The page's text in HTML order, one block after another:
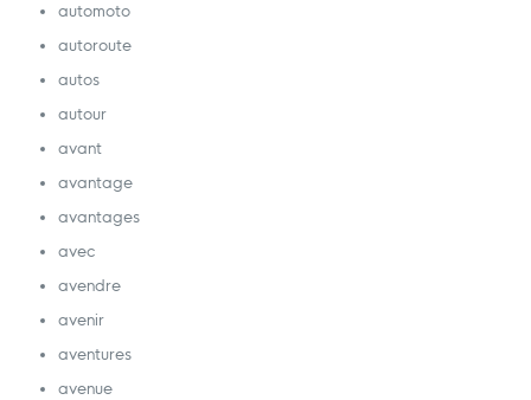
automoto
autoroute
autos
autour
avant
avantage
avantages
avec
avendre
avenir
aventures
avenue